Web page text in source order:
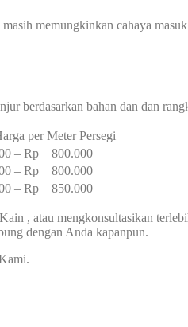
memungkinkan cahaya
berdasarkan bahan dan dan
per Meter Persegi
– Rp 800.000
– Rp 800.000
– Rp 850.000
, atau mengkonsultasikan
dengan Anda kapanpun.